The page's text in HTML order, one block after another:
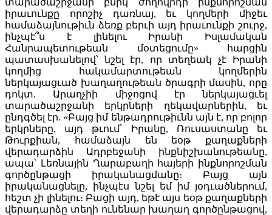
իրաւունքը որոշիչ դառնայ, եւ կողմերի միջեւ
համաձայնութիւն ձեռք բերւի այդ իրաւունքի շուրջ,
ինչպէ՞ս է լինելու Իրանի Իսլամական
Հանրապետութեան մօտեցումը» հարցին
պատասխանելով՝ նշել էր, որ տեղեակ չէ Իրանի
կողմից հակամարտութեան կողմերին
ներկայացւած խաղաղութեան ծրագրի մասին, որը
դոկտ. Արաղչիի միջոցով էր ներկայացւել
տարածաշրջանի երկրների ղեկավարներին, եւ
ընդգծել էր. «Բայց իմ ենթադրութիւնն այն է, որ բոլոր
երկրները, այդ թւում՝ Իրանը, Ռուսաստանը եւ
Թուրքիան, համաձայն են եօթ քաղաքների
վերադարձին Ադրբեջանի ինքնիշխանութեանը,
ապա՝ Լեռնային Ղարաբաղի հայերի ինքնորոշման
գործընթացի իրականացմանը։ Բայց այն
իրականացնելը, ինչպէս նշել եմ իմ յօդւածներում,
հեշտ չի լինելու։ Բացի այդ, եթէ այս եօթ քաղաքների
վերադարձը տեղի ունենար խաղաղ գործընթացով,